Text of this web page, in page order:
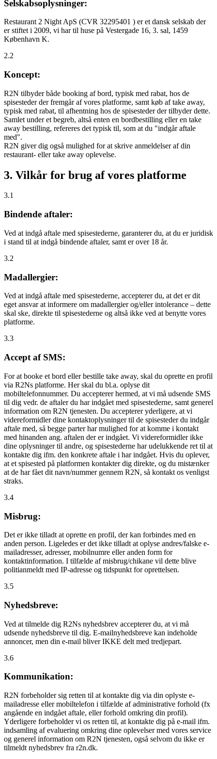
Selskabsoplysninger:
Restaurant 2 Night ApS (CVR 32295401 ) er et dansk selskab der
er stiftet i 2009, vi har til huse på Vestergade 16, 3. sal, 1459
København K.
2.2
Koncept:
R2N tilbyder både booking af bord, typisk med rabat, hos de
spisesteder der fremgår af vores platforme, samt køb af take away,
typisk med rabat, til afhentning hos de spisesteder der tilbyder dette.
Samlet under et begreb, altså enten en bordbestilling eller en take
away bestilling, refereres det typisk til, som at du "indgår aftale
med".
R2N giver dig også mulighed for at skrive anmeldelser af din
restaurant- eller take away oplevelse.
3. Vilkår for brug af vores platforme
3.1
Bindende aftaler:
Ved at indgå aftale med spisestederne, garanterer du, at du er juridisk
i stand til at indgå bindende aftaler, samt er over 18 år.
3.2
Madallergier:
Ved at indgå aftale med spisestederne, accepterer du, at det er dit
eget ansvar at informere om madallergier og/eller intolerance – dette
skal ske, direkte til spisestederne og altså ikke ved at benytte vores
platforme.
3.3
Accept af SMS:
For at booke et bord eller bestille take away, skal du oprette en profil
via R2Ns platforme. Her skal du bl.a. oplyse dit
mobiltelefonnummer. Du accepterer hermed, at vi må udsende SMS
til dig vedr. de aftaler du har indgået med spisestederne, samt generel
information om R2N tjenesten. Du accepterer yderligere, at vi
videreformidler dine kontaktoplysninger til de spisesteder du indgår
aftale med, så begge parter har mulighed for at komme i kontakt
med hinanden ang. aftalen der er indgået. Vi videreformidler ikke
dine oplysninger til andre, og spisestederne har udelukkende ret til at
kontakte dig ifm. den konkrete aftale i har indgået. Hvis du oplever,
at et spisested på platformen kontakter dig direkte, og du mistænker
at de har fået dit navn/nummer gennem R2N, så kontakt os venligst
straks.
3.4
Misbrug:
Det er ikke tilladt at oprette en profil, der kan forbindes med en
anden person. Ligeledes er det ikke tilladt at oplyse andres/falske e-
mailadresser, adresser, mobilnumre eller anden form for
kontaktinformation. I tilfælde af misbrug/chikane vil dette blive
politianmeldt med IP-adresse og tidspunkt for oprettelsen.
3.5
Nyhedsbreve:
Ved at tilmelde dig R2Ns nyhedsbrev accepterer du, at vi må
udsende nyhedsbreve til dig. E-mailnyhedsbreve kan indeholde
annoncer, men din e-mail bliver IKKE delt med tredjepart.
3.6
Kommunikation:
R2N forbeholder sig retten til at kontakte dig via din oplyste e-
mailadresse eller mobiltelefon i tilfælde af administrative forhold (fx
angående en indgået aftale, eller forhold omkring din profil).
Yderligere forbeholder vi os retten til, at kontakte dig på e-mail ifm.
indsamling af evaluering omkring dine oplevelser med vores service
og generel information om R2N tjenesten, også selvom du ikke er
tilmeldt nyhedsbrev fra r2n.dk.